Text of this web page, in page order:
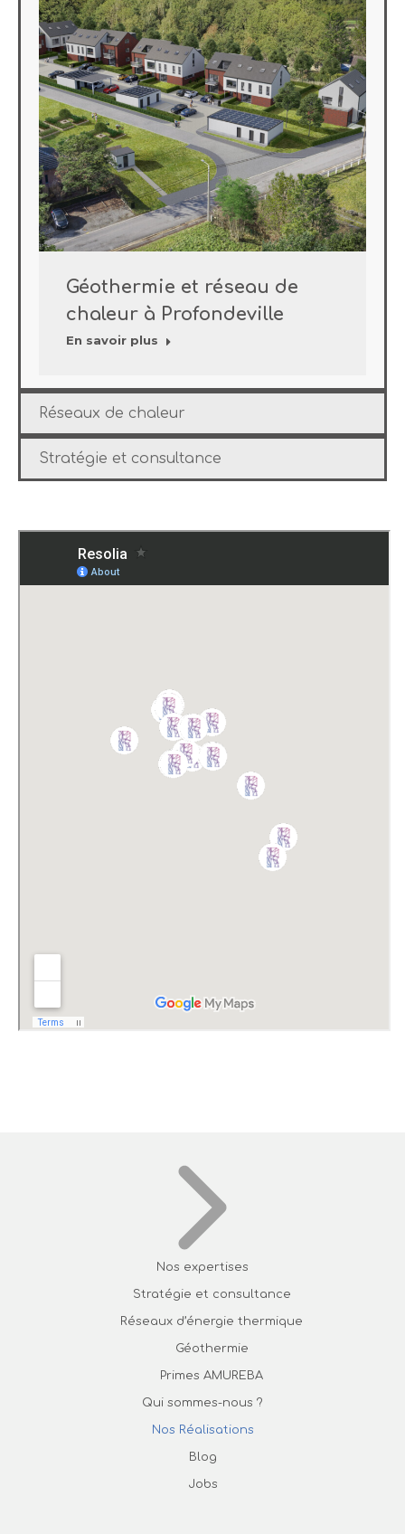
Géothermie et réseau de
chaleur à Profondeville
En savoir plus
Réseaux de chaleur
Stratégie et consultance
Nos expertises
Stratégie et consultance
Réseaux d’énergie thermique
Géothermie
Primes AMUREBA
Qui sommes-nous ?
Nos Réalisations
Blog
Jobs